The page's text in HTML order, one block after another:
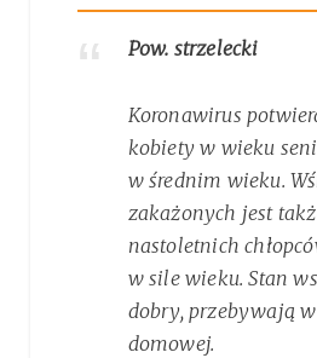
Pow. strzelecki
Koronawirus
kobiety w wieku
w średnim wieku.
zakażonych jest
nastoletnich
w sile wieku. Stan
dobry, przebywają
domowej.